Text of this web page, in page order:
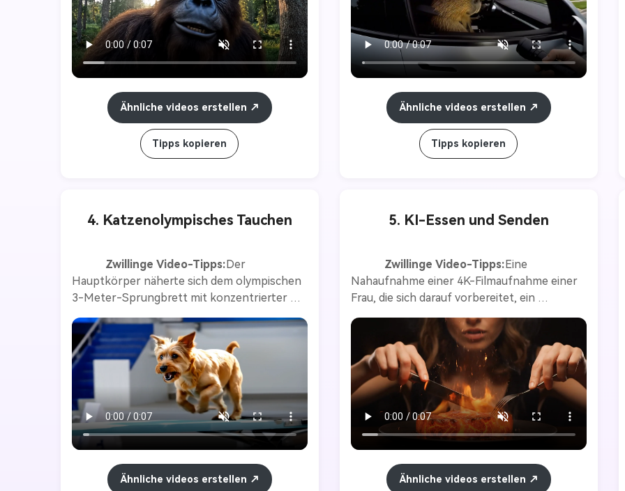
Ähnliche videos erstellen
Tipps kopieren
spiegelte sich am Fenster des Autos. Offizier
(entschlossen): "Sir, wissen Sie, dass Sie mit
90 mph in einer 40 mph Zone fahren?"
Capybara (murrt, irritiert): „Officer, ich habe
noch etwas zu erledigen.“ Plötzlich tritt der
Capybara auf das Gaspedal. Die Reifen
knallten und der Cybertruck schnellte weg.
Ähnliche videos erstellen
Tipps kopieren
4. Katzenolympisches Tauchen
Zwillinge Video-Tipps:Der
Hauptkörper näherte sich dem olympischen
3-Meter-Sprungbrett mit konzentrierter
Entschlossenheit und sprintete kraftvoll
entlang des flexiblen Bretts. Schließlich
schießen sie explosiv in die Luft, drücken ihre
Körper fest zusammen und führen mehrere
präzise Drehungen durch. Wenn die Rotation
beendet ist, streckt sich das Probanden
sanft aus und taucht senkrecht ins Wasser,
wobei die Hände zuerst stehen, was ein
minimales Spritzen erzeugt. Fügen Sie
Hintergrundstimme von Live-
Kommentatoren, Jubeln der Menge und
Ähnliche videos erstellen
5. KI-Essen und Senden
Zwillinge Video-Tipps:Eine
Nahaufnahme einer 4K-Filmaufnahme einer
Frau, die sich darauf vorbereitet, ein
leuchtendes, lavaähnliches Steak zu essen,
das zischt und eine geschmolzene Textur
aussendet. Während sie das Fleisch mit
Messer und Gabel schneidet, steigen die
Flammen natürlich auf. Die Oberfläche
pulsiert mit Hitze und feurigen Texturen, die
Dampf und Funken ausstrahlen. Die Frau sah
aufmerksam aus und öffnete ihre Lippen
leicht in Ehrfurcht. Zu den
Umgebungsgeräuschen gehören zischende
Geräusche, sprudelndes Magma, subtile
Ähnliche videos erstellen